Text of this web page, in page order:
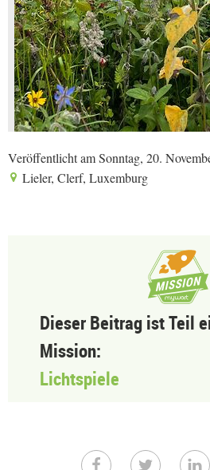
Veröffentlicht am Sonntag, 20.
Lieler, Clerf, Luxemburg
Dieser Beitrag ist Teil
Mission:
Lichtspiele